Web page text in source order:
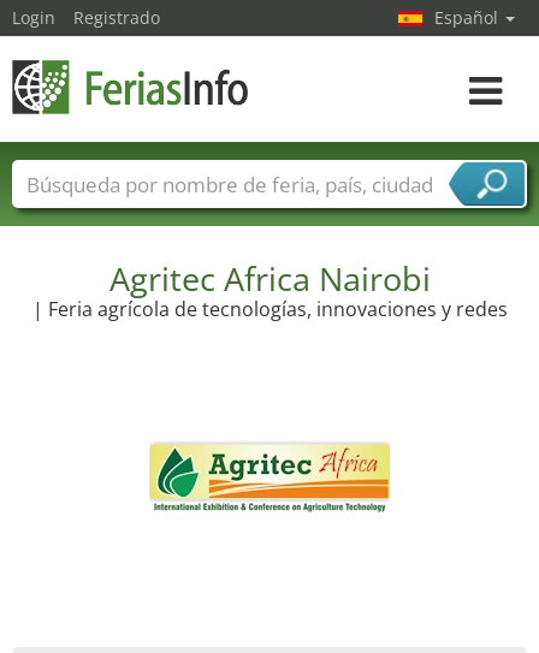
Agritec Africa Nairobi
| Feria agrícola de tecnologías, innovaciones y redes
Login Registrado Español
toggle
Nombres de ferias Países
Ciudades
Sectores de proveedor de servicios